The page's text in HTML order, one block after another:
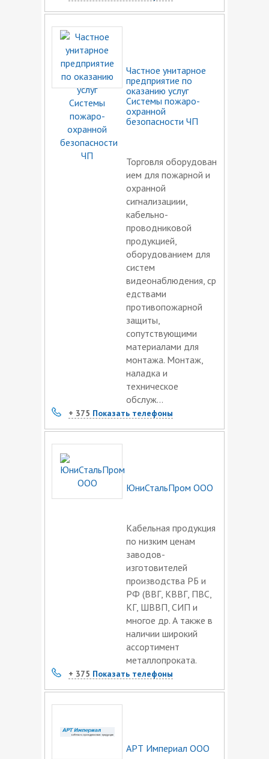
Частное унитарное
предприятие по
оказанию услуг
Системы пожаро-
охранной
безопасности ЧП
Торговля оборудован
ием для пожарной и
охранной
сигнализациии,
кабельно-
проводниковой
продукцией,
оборудованием для
систем
видеонаблюдения, ср
едствами
противопожарной
защиты,
сопутствующими
материалами для
монтажа. Монтаж,
наладка и
техническое
обслуж...
+ 375 Показать телефоны
ЮниСтальПром ООО
Кабельная продукция
по низким ценам
заводов-
изготовителей
производства РБ и
РФ (ВВГ, КВВГ, ПВС,
КГ, ШВВП, СИП и
многое др. А также в
наличии широкий
ассортимент
металлопроката.
+ 375 Показать телефоны
АРТ Империал ООО